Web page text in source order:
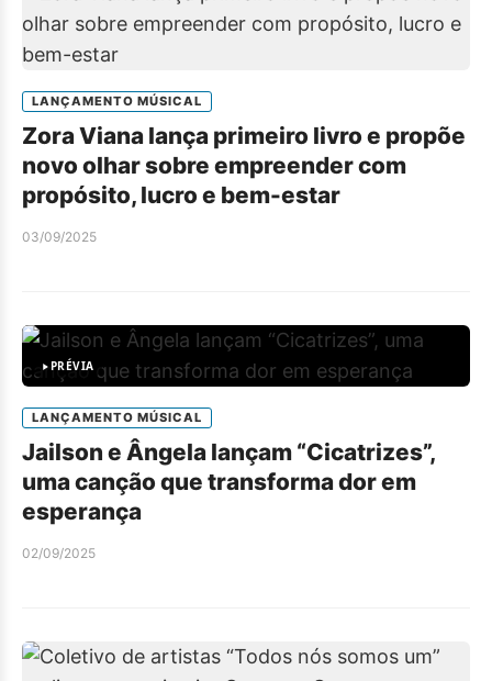
LANÇAMENTO MÚSICAL
Zora Viana lança primeiro livro e propõe
novo olhar sobre empreender com
propósito, lucro e bem-estar
03/09/2025
PRÉVIA
LANÇAMENTO MÚSICAL
Jailson e Ângela lançam “Cicatrizes”,
uma canção que transforma dor em
esperança
02/09/2025